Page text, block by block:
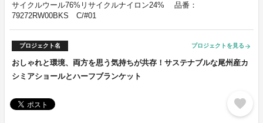
サイクルウール76%リサイクルナイロン24% 品番：
79272RW00BKS C/#01
プロジェクト名 プロジェクトを見る arrow_forward
おしゃれと環境、両方を思う気持ちが共存！サステナブルな尾州産カ
シミアショールとハーフブランケット
favorite